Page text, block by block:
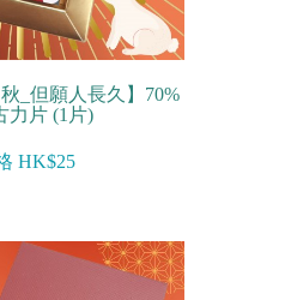
_但願人長久】70%
力片 (1片)
HK$25